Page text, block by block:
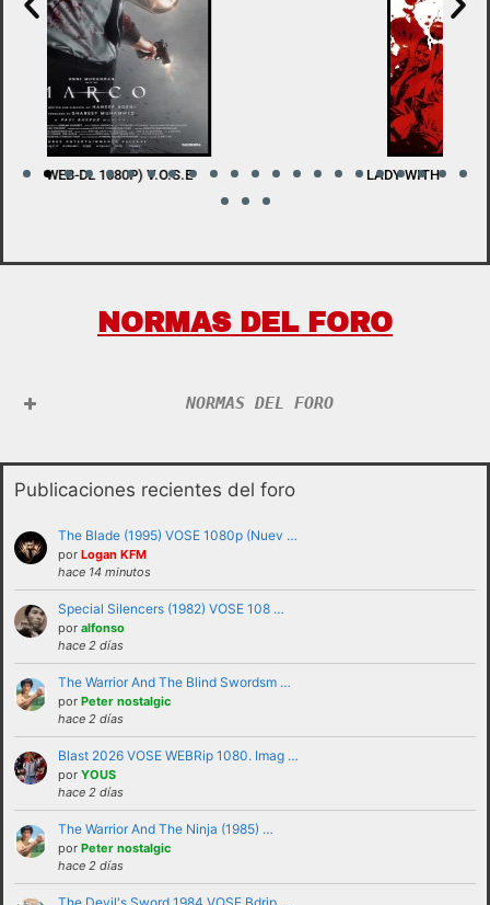
LADY WITH A SWORD (BDRIP 1080P) V.O.S.E
NORMAS DEL FORO
NORMAS DEL FORO
No se debe insultar a ningún usuario bajo
ninguna circunstancia. Se puede criticar,
discutir e intercambiar opiniones sin
necesidad de recurrir al insulto.
Publicaciones recientes del foro
The Blade (1995) VOSE 1080p (Nuev …
por Logan KFM
hace 14 minutos
Special Silencers (1982) VOSE 108 …
por alfonso
hace 2 días
The Warrior And The Blind Swordsm …
por Peter nostalgic
hace 2 días
Blast 2026 VOSE WEBRip 1080. Imag …
por YOUS
hace 2 días
The Warrior And The Ninja (1985) …
por Peter nostalgic
hace 2 días